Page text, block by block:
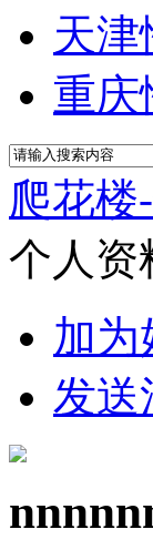
天津
重庆
爬花
个人资
加为
发送